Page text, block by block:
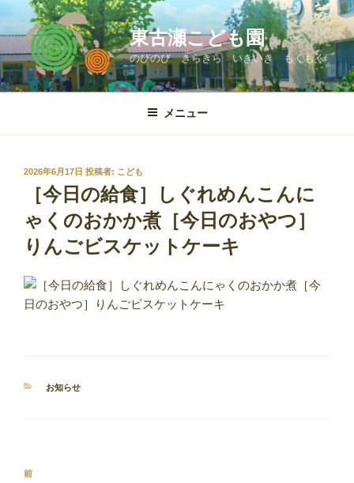
ン
テ
ン
ツ
東古瀬こども園
のびのび きらきら いきいき もくもく
メニュー
投
2026年6月17日 投稿者: こども
［今日の給食］しぐれめんこんに
ゃくのおかか煮［今日のおやつ］
りんごビスケットケーキ
カ
お知らせ
投
前
前